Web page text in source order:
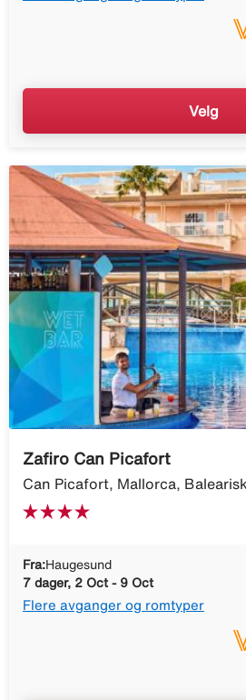
Velg
Zafiro Can Picafort
Can Picafort, Mallorca,
Fra:Haugesund
7 dager, 2 Oct - 9 Oct
Flere avganger og romtyper